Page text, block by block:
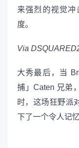
来强烈的视觉
度。
Via
大秀最后，当
捕」Caten 兄弟
时，这场狂野派
下了一个令人记